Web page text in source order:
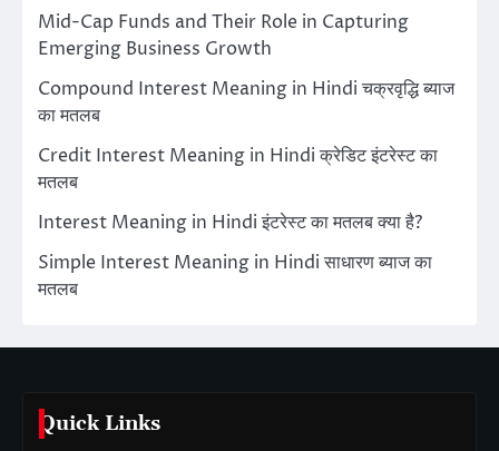
Mid-Cap Funds and Their Role in Capturing
Emerging Business Growth
Compound Interest Meaning in Hindi चक्रवृद्धि ब्याज
का मतलब
Credit Interest Meaning in Hindi क्रेडिट इंटरेस्ट का
मतलब
Interest Meaning in Hindi इंटरेस्ट का मतलब क्या है?
Simple Interest Meaning in Hindi साधारण ब्याज का
मतलब
Quick Links